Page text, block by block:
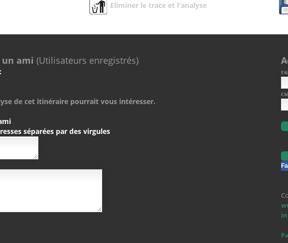
Eliminer le trace et l'analyse
un ami (Utilisateurs enregistrés)
de cet itinéraire pourrait vous intéresser.
séparées par des virgules
Clé